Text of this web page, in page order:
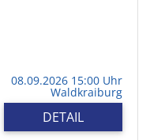
08.09.2026 15:00 Uhr
Waldkraiburg
DETAIL